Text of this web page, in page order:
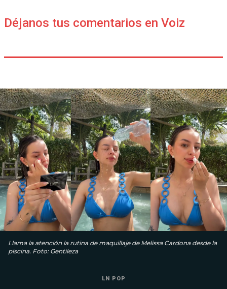
Déjanos tus comentarios en Voiz
Llama la atención la rutina de maquillaje de Melissa Cardona desde la
piscina. Foto: Gentileza
LN POP